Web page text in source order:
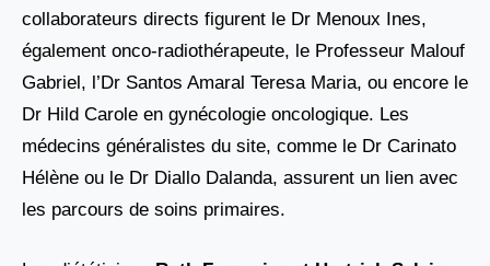
collaborateurs directs figurent le Dr Menoux Ines,
également onco-radiothérapeute, le Professeur Malouf
Gabriel, l’Dr Santos Amaral Teresa Maria, ou encore le
Dr Hild Carole en gynécologie oncologique. Les
médecins généralistes du site, comme le Dr Carinato
Hélène ou le Dr Diallo Dalanda, assurent un lien avec
les parcours de soins primaires.